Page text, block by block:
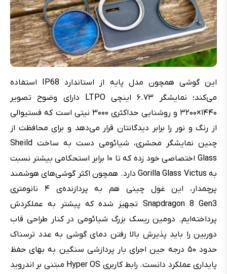
این گوشی همچون مدل پایه از استاندارد IP68 استفاده
می‌کند؛ نمایشگر ۶.۷۳ اینچی LTPO دارای وضوح تصویر
۱۴۴۰×۳۲۰۰ و روشنایی حداکثری ۳۰۰۰ نیتی است که فستیوالی
از رنگ و نور را برابر دیدگانتان قرار می‌دهد و برای محافظت از
چنین نمایشگر محشری، شیائومی دست به ساخت Sheild
Glass اختصاصی خود زده که تا ۱۰ برابر استحکامی بیشتر نسبت
به Gorilla Glass Victus دارد. همچون اکثر گوشی‌های هوشمند
پرچمدار، این غول چینی هم به پردازنده‌ی ۴ نانومتری
Snapdragon 8 Gen3 تجهیز شده که پیشتر به عملکردش
پرداخته‌ایم. دومین ریسک بزرگ شیائومی در کنار طراحی قاب
دوربین را باید پذیرش بالا رفتن دمای گوشی به عدد ترسناک
حدود ۵۰ درجه حین اجرای بار پردازشی سنگین به بهای حفظ
پایداری عملکرد دانست. رابط کاربری Hyper OS مبتنی بر اندروید